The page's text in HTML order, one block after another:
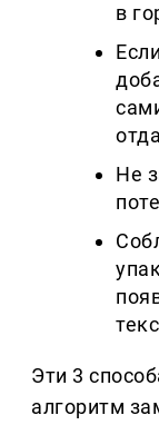
в
Не
Эти 3
алгоритм